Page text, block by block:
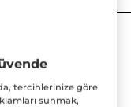
tercihlerinize göre
sunmak,